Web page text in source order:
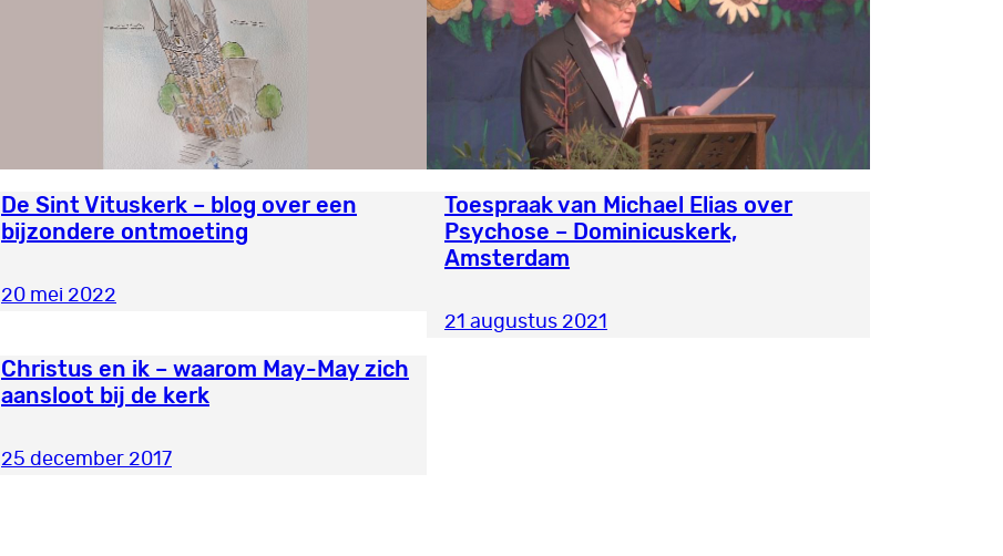
De Sint Vituskerk – blog over een
bijzondere ontmoeting
20 mei 2022
Toespraak van Michael Elias over
Psychose – Dominicuskerk,
Amsterdam
21 augustus 2021
Christus en ik – waarom May-May zich
aansloot bij de kerk
25 december 2017